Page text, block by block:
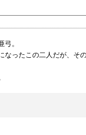
。
なったこの二人だが、そ